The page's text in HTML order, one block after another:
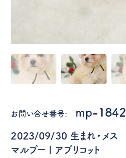
お問い合せ番号: mp-1842
2023/09/30 生まれ・メス
マルプー | アプリコット